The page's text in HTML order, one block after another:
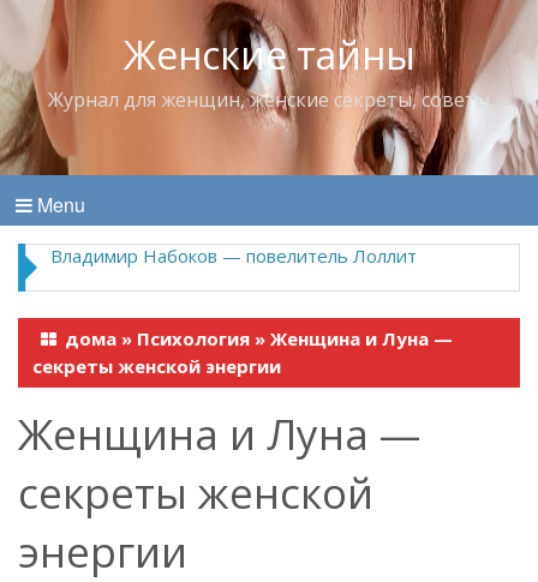
Женские тайны
Журнал для женщин, женские секреты, советы
Menu
Владимир Набоков — повелитель Лоллит
дома » Психология » Женщина и Луна —
секреты женской энергии
Женщина и Луна —
секреты женской
энергии